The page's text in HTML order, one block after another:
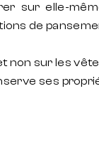
sur elle-
de
non sur les
ses